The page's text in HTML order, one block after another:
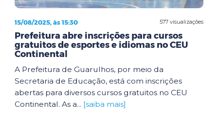
577 visualizações
15/08/2025, às 15:30
Prefeitura abre inscrições para cursos
gratuitos de esportes e idiomas no CEU
Continental
A Prefeitura de Guarulhos, por meio da
Secretaria de Educação, está com inscrições
abertas para diversos cursos gratuitos no CEU
Continental. As a... [saiba mais]